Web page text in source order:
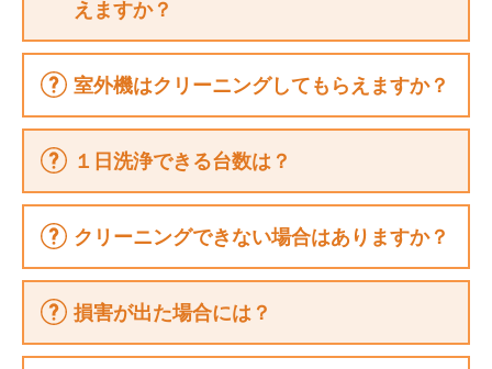
えますか？
室外機はクリーニングしてもらえますか？
１日洗浄できる台数は？
クリーニングできない場合はありますか？
損害が出た場合には？